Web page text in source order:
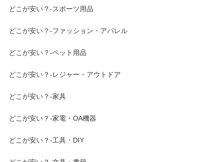
どこが安い？-スポーツ用品
どこが安い？-ファッション・アパレル
どこが安い？-ペット用品
どこが安い？-レジャー・アウトドア
どこが安い？-家具
どこが安い？-家電・OA機器
どこが安い？-工具・DIY